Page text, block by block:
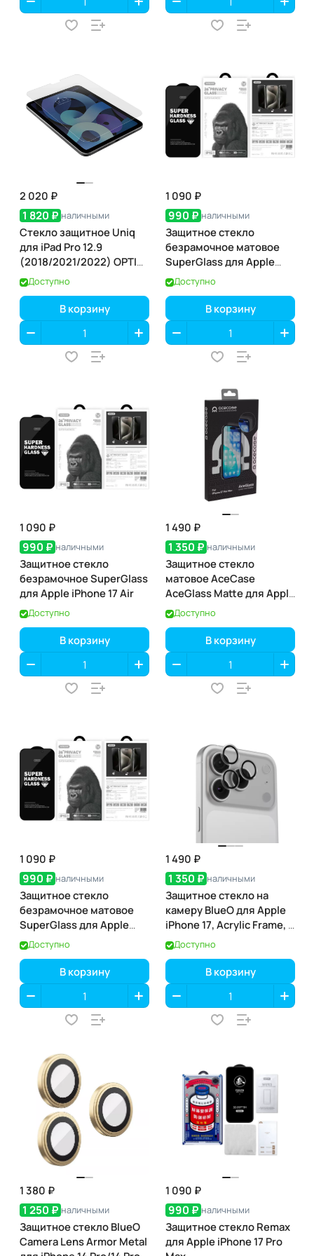
2 020 ₽
1 820 ₽ наличными
Стекло защитное Uniq
для iPad Pro 12.9
(2018/2021/2022) OPTIX
Clear
Доступно
В корзину
1 090 ₽
990 ₽ наличными
Защитное стекло
безрамочное матовое
SuperGlass для Apple
iPhone 17 / 16 Pro
Доступно
В корзину
1 090 ₽
990 ₽ наличными
Защитное стекло
безрамочное SuperGlass
для Apple iPhone 17 Air
Доступно
В корзину
1 490 ₽
1 350 ₽ наличными
Защитное стекло
матовое AceCase
AceGlass Matte для Apple
iPhone 17 Pro Max
Доступно
В корзину
1 090 ₽
990 ₽ наличными
Защитное стекло
безрамочное матовое
SuperGlass для Apple
iPhone 17 Air
Доступно
В корзину
1 490 ₽
1 350 ₽ наличными
Защитное стекло на
камеру BlueO для Apple
iPhone 17, Acrylic Frame, 2
шт., Clear (прозрачный),
с аппликатором
Доступно
В корзину
1 380 ₽
1 250 ₽ наличными
Защитное стекло BlueO
Camera Lens Armor Metal
1 090 ₽
990 ₽ наличными
Защитное стекло Remax
для Apple iPhone 17 Pro